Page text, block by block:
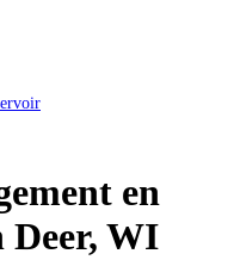
en
Deer, WI